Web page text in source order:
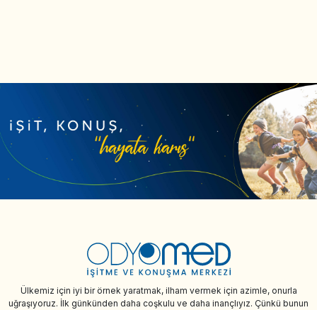
Ülkemiz için iyi bir örnek yaratmak, ilham vermek için azimle, onurla
uğraşıyoruz. İlk günkünden daha coşkulu ve daha inançlıyız. Çünkü bunun